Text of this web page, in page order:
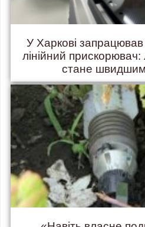
У Харкові
лінійний прискорювач:
стане швидшим